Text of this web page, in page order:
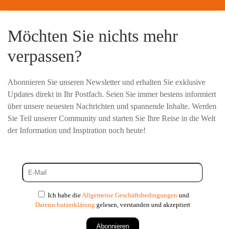
Möchten Sie nichts mehr
verpassen?
Abonnieren Sie unseren Newsletter und erhalten Sie exklusive
Updates direkt in Ihr Postfach. Seien Sie immer bestens informiert
über unsere neuesten Nachrichten und spannende Inhalte. Werden
Sie Teil unserer Community und starten Sie Ihre Reise in die Welt
der Information und Inspiration noch heute!
Ich habe dieAllgemeine Geschäftsbedingungenund
Datenschutzerklärung gelesen, verstanden und akzeptiert
Abonnieren